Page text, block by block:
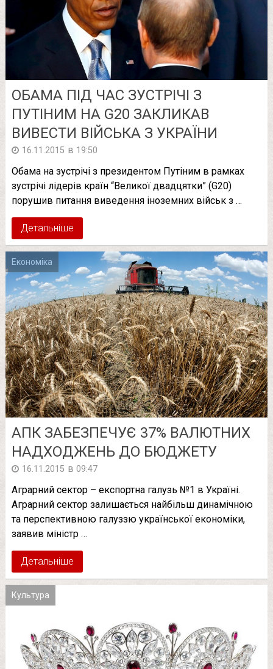
ОБАМА ПІД ЧАС ЗУСТРІЧІ З
ПУТІНИМ НА G20 ЗАКЛИКАВ
ВИВЕСТИ ВІЙСЬКА З УКРАЇНИ
16.11.2015 в 19:50
Обама на зустрічі з президентом Путіним в рамках
зустрічі лідерів країн “Великої двадцятки” (G20)
порушив питання виведення іноземних військ з …
Детальніше
Економіка
АПК ЗАБЕЗПЕЧУЄ 37% ВАЛЮТНИХ
НАДХОДЖЕНЬ ДО БЮДЖЕТУ
16.11.2015 в 09:47
Аграрний сектор – експортна галузь №1 в Україні.
Аграрний сектор залишається найбільш динамічною
та перспективною галуззю української економіки,
заявив міністр …
Детальніше
Культура